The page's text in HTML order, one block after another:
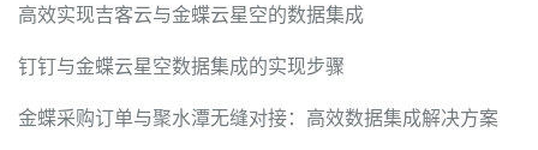
高效实现吉客云与金蝶云星空的数据集成
钉钉与金蝶云星空数据集成的实现步骤
金蝶采购订单与聚水潭无缝对接：高效数据集成解决方案